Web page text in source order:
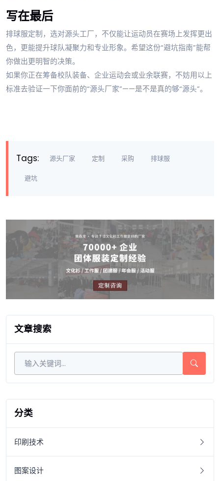
写在最后
排球服定制，选对源头工厂，不仅能让运动员在赛场上发挥更出
色，更能提升球队凝聚力和专业形象。希望这份“避坑指南”能帮
你做出更明智的决策。
如果你正在筹备校队装备、企业运动会或业余联赛，不妨用以上
标准去验证一下你面前的“源头厂家”——是不是真的够“源头”。
Tags: 源头厂家 定制 采购 排球服
避坑
文章搜索
分类
印刷技术
图案设计